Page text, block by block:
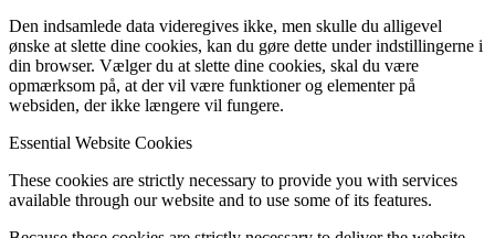
Den indsamlede data videregives ikke, men skulle du alligevel
ønske at slette dine cookies, kan du gøre dette under indstillingerne i
din browser. Vælger du at slette dine cookies, skal du være
opmærksom på, at der vil være funktioner og elementer på
websiden, der ikke længere vil fungere.
Essential Website Cookies
These cookies are strictly necessary to provide you with services
available through our website and to use some of its features.